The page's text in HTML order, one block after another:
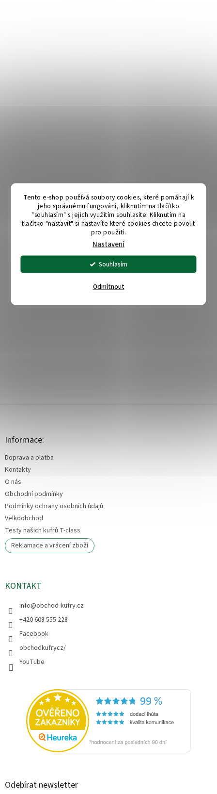
Tento e-shop používá soubory cookies, které pomáhají k
jeho správnému fungování, kliknutím na tlačítko
"souhlasím" s jejich využitím souhlasíte. Kliknutím na
tlačítko "nastavit" si nastavíte které cookies chcete povolit
pro použití.
Nastavení
Odmítnout
Souhlasím
Z
Informace:
Doprava a platba
Kontakty
O nás
Obchodní podmínky
Podmínky ochrany osobních údajů
Velkoobchod
Testy našich kufrů T-class
Reklamace a vrácení zboží
KONTAKT
info@obchod-kufry.cz
+420 608 555 228
Facebook
obchodkufrycz/
YouTube
Odebírat newsletter